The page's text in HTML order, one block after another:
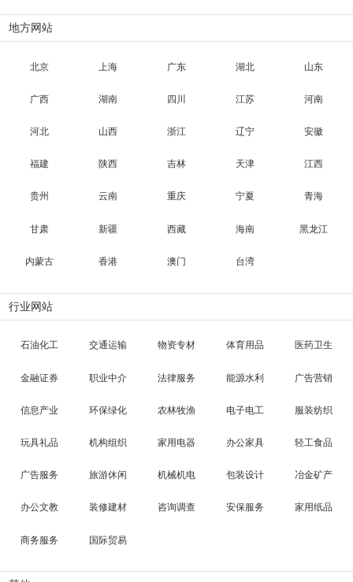
地方网站
北京 上海 广东 湖北 山东
广西 湖南 四川 江苏 河南
河北 山西 浙江 辽宁 安徽
福建 陕西 吉林 天津 江西
贵州 云南 重庆 宁夏 青海
甘肃 新疆 西藏 海南 黑龙江
内蒙古 香港 澳门 台湾
行业网站
石油化工 交通运输 物资专材 体育用品 医药卫生
金融证券 职业中介 法律服务 能源水利 广告营销
信息产业 环保绿化 农林牧渔 电子电工 服装纺织
玩具礼品 机构组织 家用电器 办公家具 轻工食品
广告服务 旅游休闲 机械机电 包装设计 冶金矿产
办公文教 装修建材 咨询调查 安保服务 家用纸品
商务服务 国际贸易